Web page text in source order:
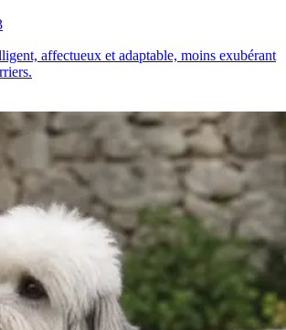
affectueux et adaptable, moins exubérant